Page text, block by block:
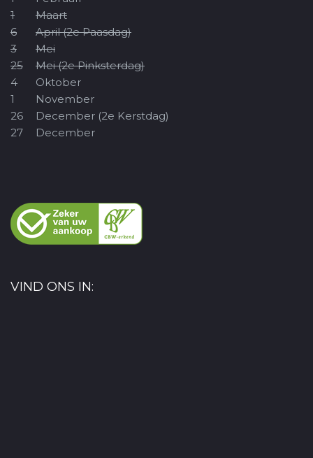
1
Maart
6
April (2e Paasdag)
3
Mei
25
Mei (2e Pinksterdag)
4
Oktober
1
November
26
December (2e Kerstdag)
27
December
VIND ONS IN: